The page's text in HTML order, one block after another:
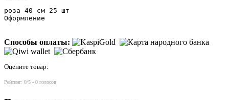
роза 40 см 25 шт
Оформление
Способы оплаты:
Оцените товар:
Рейтинг: 0/5 - 0 голосов